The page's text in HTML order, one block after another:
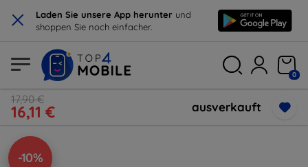
× Laden Sie unsere App herunter und
shoppen Sie noch einfacher.
0
17,90 €
16,11 € ausverkauft
-10%